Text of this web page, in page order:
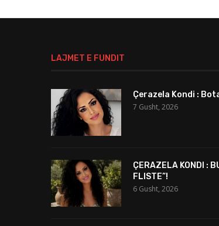
LAJMET E FUNDIT
Çerazela Kondi :
7 Gusht, 2026
ÇERAZELA KONDI :
FLISTE”!
6 Gusht, 2026